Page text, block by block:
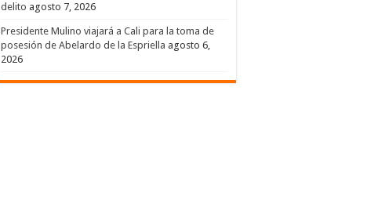
delito agosto 7, 2026
Presidente Mulino viajará a Cali para la toma de
posesión de Abelardo de la Espriella agosto 6,
2026